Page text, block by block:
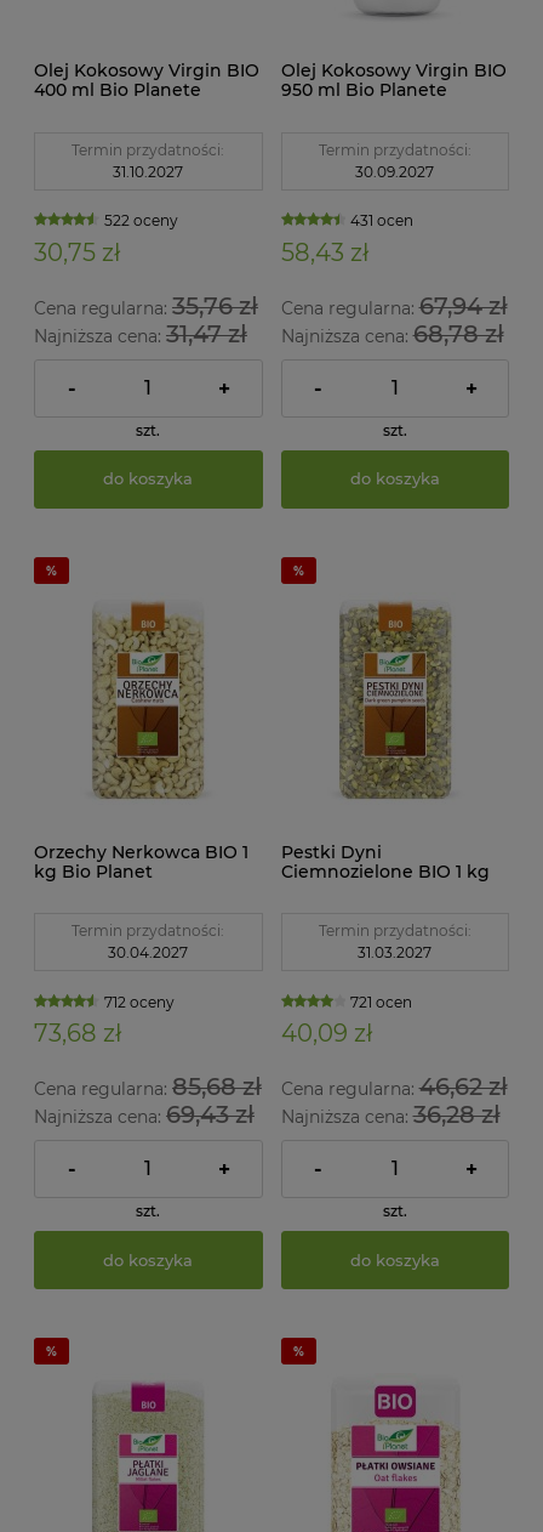
Olej Kokosowy Virgin BIO
400 ml Bio Planete
Termin przydatności:
31.10.2027
522 oceny
30,75 zł
Cena regularna: 35,76 zł
Najniższa cena: 31,47 zł
- +
szt.
do koszyka
Olej Kokosowy Virgin BIO
950 ml Bio Planete
Termin przydatności:
30.09.2027
431 ocen
58,43 zł
Cena regularna:67,94 zł
Najniższa cena:68,78 zł
- +
szt.
do koszyka
Orzechy Nerkowca BIO 1
kg Bio Planet
Termin przydatności:
30.04.2027
712 oceny
73,68 zł
Cena regularna: 85,68 zł
Najniższa cena: 69,43 zł
- +
szt.
do koszyka
Pestki Dyni
Ciemnozielone BIO 1 kg
Termin przydatności:
31.03.2027
721 ocen
40,09 zł
Cena regularna:46,62 zł
Najniższa cena:36,28 zł
- +
szt.
do koszyka